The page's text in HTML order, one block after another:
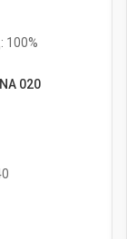
100%
020